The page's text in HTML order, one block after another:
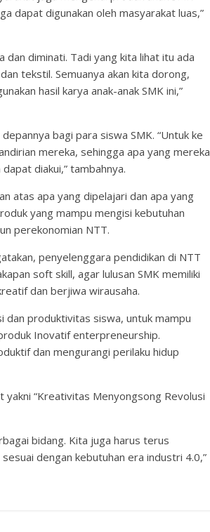
dapat digunakan oleh masyarakat luas,”
dan diminati. Tadi yang kita lihat itu ada
tekstil. Semuanya akan kita dorong,
hasil karya anak-anak SMK ini,”
bagi para siswa SMK. “Untuk ke
mereka, sehingga apa yang mereka
diakui,” tambahnya.
atas apa yang dipelajari dan apa yang
yang mampu mengisi kebutuhan
perekonomian NTT.
penyelenggara pendidikan di NTT
soft skill, agar lulusan SMK memiliki
dan berjiwa wirausaha.
dan produktivitas siswa, untuk mampu
Inovatif enterpreneurship.
dan mengurangi perilaku hidup
“Kreativitas Menyongsong Revolusi
bidang. Kita juga harus terus
dengan kebutuhan era industri 4.0,”